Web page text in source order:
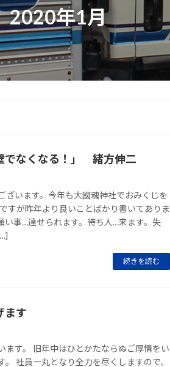
2020年1月
でなくなる！」 緒方伸二
ざいます。今年も大國魂神社でおみくじを
すが昨年より良いことばかり書いてありま
い事…達せられます。待ち人…来ます。失
続きを読む
ます
ます。 旧年中はひとかたならぬご厚情をい
社員一丸となり全力を尽くしますので、